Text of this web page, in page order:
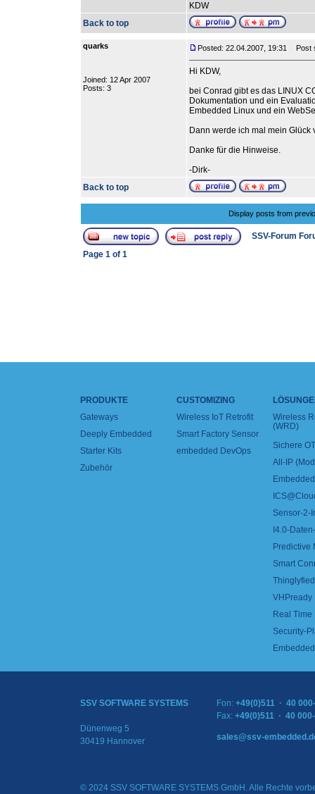
KDW
Back to top
quarks
Joined: 12 Apr 2007
Posts: 3
Posted: 22.04.2007, 19:31 Post
Hi KDW,
bei Conrad gibt es das LINUX
Dokumentation und ein
Embedded Linux und ein
Dann werde ich mal mein Glück
Danke für die Hinweise.
-Dirk-
Back to top
Display posts from
SSV-Forum
Page 1 of 1
PRODUKTE
Gateways
Deeply Embedded
Starter Kits
Zubehör
CUSTOMIZING
Wireless IoT Retrofit
Smart Factory Sensor
embedded DevOps
Wireless
(WRD)
Sichere
All-IP
Sensor-2-
I4.0-
Predictive
Smart
VHPready
Real
Security-
SSV SOFTWARE SYSTEMS
Dünenweg 5
30419 Hannover
Fon: +49(0)511 · 40
Fax: +49(0)511 · 40
sales@ssv-
© 2024 SSV SOFTWARE SYSTEMS GmbH. Alle Rechte